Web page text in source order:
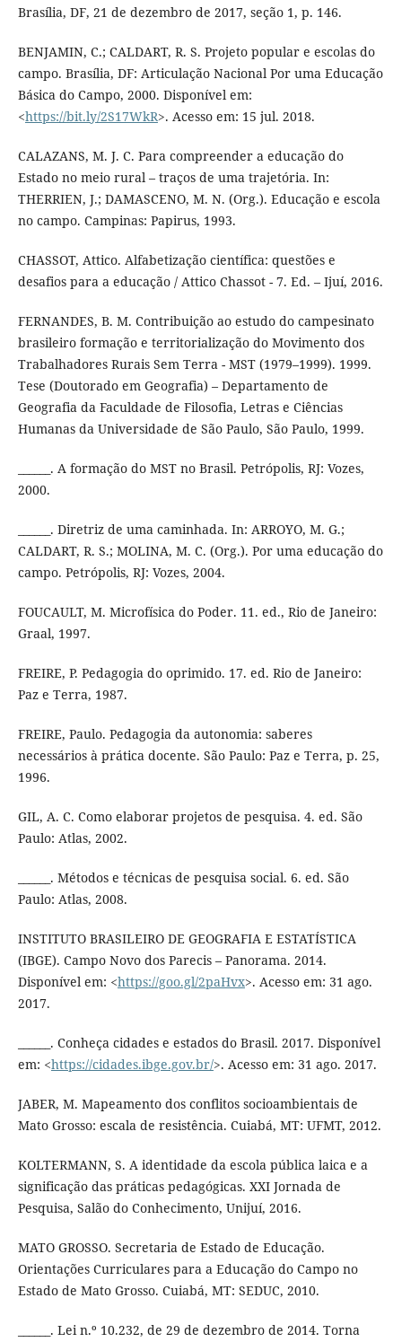
Brasília, DF, 21 de dezembro de 2017, seção 1, p. 146.
BENJAMIN, C.; CALDART, R. S. Projeto popular e escolas do
campo. Brasília, DF: Articulação Nacional Por uma Educação
Básica do Campo, 2000. Disponível em:
<https://bit.ly/2S17WkR>. Acesso em: 15 jul. 2018.
CALAZANS, M. J. C. Para compreender a educação do
Estado no meio rural – traços de uma trajetória. In:
THERRIEN, J.; DAMASCENO, M. N. (Org.). Educação e escola
no campo. Campinas: Papirus, 1993.
CHASSOT, Attico. Alfabetização científica: questões e
desafios para a educação / Attico Chassot - 7. Ed. – Ijuí, 2016.
FERNANDES, B. M. Contribuição ao estudo do campesinato
brasileiro formação e territorialização do Movimento dos
Trabalhadores Rurais Sem Terra - MST (1979–1999). 1999.
Tese (Doutorado em Geografia) – Departamento de
Geografia da Faculdade de Filosofia, Letras e Ciências
Humanas da Universidade de São Paulo, São Paulo, 1999.
______. A formação do MST no Brasil. Petrópolis, RJ: Vozes,
2000.
______. Diretriz de uma caminhada. In: ARROYO, M. G.;
CALDART, R. S.; MOLINA, M. C. (Org.). Por uma educação do
campo. Petrópolis, RJ: Vozes, 2004.
FOUCAULT, M. Microfísica do Poder. 11. ed., Rio de Janeiro:
Graal, 1997.
FREIRE, P. Pedagogia do oprimido. 17. ed. Rio de Janeiro:
Paz e Terra, 1987.
FREIRE, Paulo. Pedagogia da autonomia: saberes
necessários à prática docente. São Paulo: Paz e Terra, p. 25,
1996.
GIL, A. C. Como elaborar projetos de pesquisa. 4. ed. São
Paulo: Atlas, 2002.
______. Métodos e técnicas de pesquisa social. 6. ed. São
Paulo: Atlas, 2008.
INSTITUTO BRASILEIRO DE GEOGRAFIA E ESTATÍSTICA
(IBGE). Campo Novo dos Parecis – Panorama. 2014.
Disponível em: <https://goo.gl/2paHvx>. Acesso em: 31 ago.
2017.
______. Conheça cidades e estados do Brasil. 2017. Disponível
em: <https://cidades.ibge.gov.br/>. Acesso em: 31 ago. 2017.
JABER, M. Mapeamento dos conflitos socioambientais de
Mato Grosso: escala de resistência. Cuiabá, MT: UFMT, 2012.
KOLTERMANN, S. A identidade da escola pública laica e a
significação das práticas pedagógicas. XXI Jornada de
Pesquisa, Salão do Conhecimento, Unijuí, 2016.
MATO GROSSO. Secretaria de Estado de Educação.
Orientações Curriculares para a Educação do Campo no
Estado de Mato Grosso. Cuiabá, MT: SEDUC, 2010.
______. Lei n.º 10.232, de 29 de dezembro de 2014. Torna